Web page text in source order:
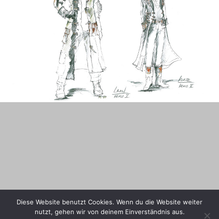
Diese Website benutzt Cookies. Wenn du die Website weiter
nutzt, gehen wir von deinem Einverständnis aus.